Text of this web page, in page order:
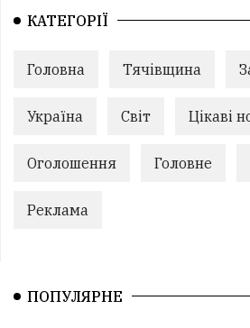
КАТЕГОРІЇ
Головна Тячівщина
Україна Світ Цікаві
Оголошення Головне
Реклама
ПОПУЛЯРНЕ